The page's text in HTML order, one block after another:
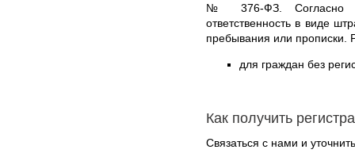
№ 376-ФЗ. Согласно
ответственность в виде
пребывания или прописки.
для граждан без
Как получить
Связаться с нами и